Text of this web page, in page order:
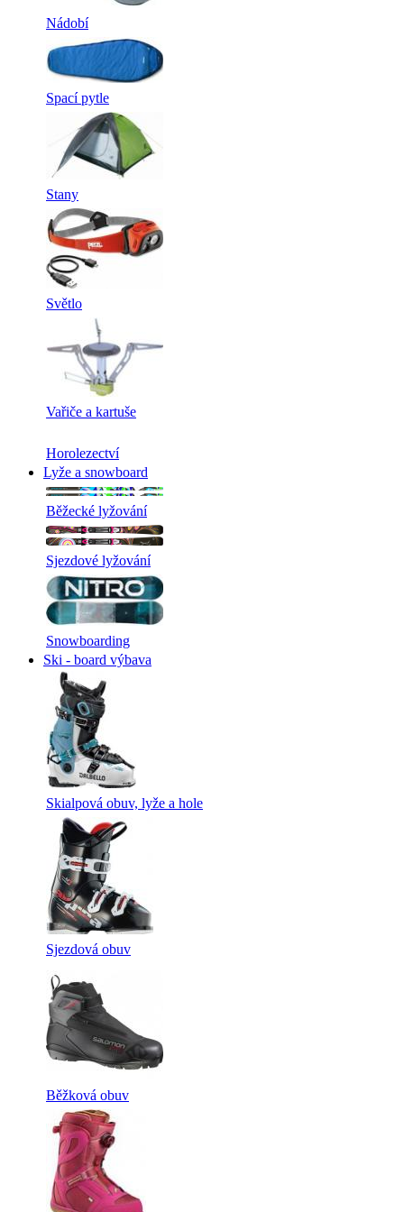
Nádobí
Spací pytle
Stany
Světlo
Vařiče a kartuše
Horolezectví
Lyže a snowboard
Běžecké lyžování
Sjezdové lyžování
Snowboarding
Ski - board výbava
Skialpová obuv, lyže a hole
Sjezdová obuv
Běžková obuv